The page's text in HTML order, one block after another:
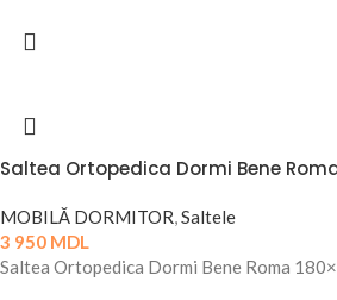
Saltea Ortopedica Dormi Bene
MOBILĂ DORMITOR,Saltele
3 950 MDL
Saltea Ortopedica Dormi Bene Roma